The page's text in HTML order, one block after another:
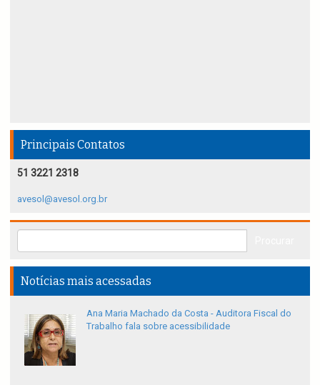
Principais Contatos
51 3221 2318
avesol@avesol.org.br
Notícias mais acessadas
Ana Maria Machado da Costa - Auditora Fiscal do
Trabalho fala sobre acessibilidade